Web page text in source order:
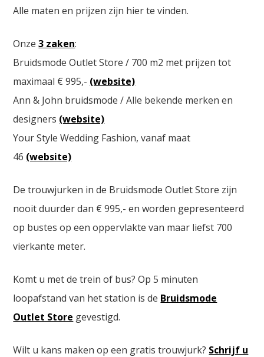
Alle maten en prijzen zijn hier te vinden.
Onze3 zaken:
Bruidsmode Outlet Store / 700 m2 met prijzen tot
maximaal € 995,- (website)
Ann & John bruidsmode / Alle bekende merken en
designers (website)
Your Style Wedding Fashion, vanaf maat
46 (website)
De trouwjurken in de Bruidsmode Outlet Store zijn
nooit duurder dan € 995,- en worden gepresenteerd
op bustes op een oppervlakte van maar liefst 700
vierkante meter.
Komt u met de trein of bus? Op 5 minuten
loopafstand van het station is de Bruidsmode
Outlet Store gevestigd.
Wilt u kans maken op een gratis trouwjurk? Schrijf u